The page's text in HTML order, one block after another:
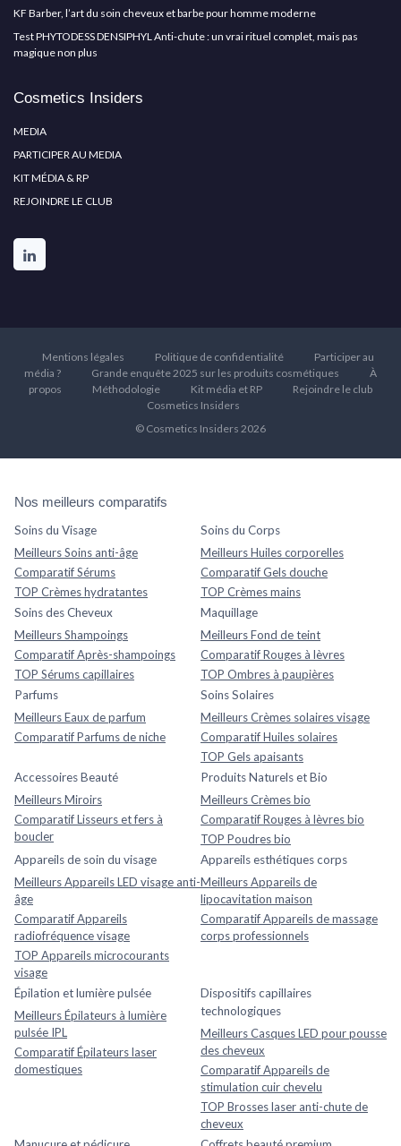
KF Barber, l’art du soin cheveux et barbe pour homme moderne
Test PHYTODESS DENSIPHYL Anti-chute : un vrai rituel complet, mais pas
magique non plus
Cosmetics Insiders
MEDIA
PARTICIPER AU MEDIA
KIT MÉDIA & RP
REJOINDRE LE CLUB
Mentions légales Politique de confidentialité
Participer au
média ?
Grande enquête 2025 sur les produits cosmétiques
À
propos
Méthodologie Kit média et RP
Rejoindre le club
Cosmetics Insiders
© Cosmetics Insiders 2026
Nos meilleurs comparatifs
Soins du Visage
Meilleurs Soins anti-âge
Comparatif Sérums
TOP Crèmes hydratantes
Soins du Corps
Meilleurs Huiles corporelles
Comparatif Gels douche
TOP Crèmes mains
Soins des Cheveux
Meilleurs Shampoings
Comparatif Après-shampoings
TOP Sérums capillaires
Maquillage
Meilleurs Fond de teint
Comparatif Rouges à lèvres
TOP Ombres à paupières
Parfums
Meilleurs Eaux de parfum
Comparatif Parfums de niche
Soins Solaires
Meilleurs Crèmes solaires visage
Comparatif Huiles solaires
TOP Gels apaisants
Accessoires Beauté
Meilleurs Miroirs
Comparatif Lisseurs et fers à
boucler
Produits Naturels et Bio
Meilleurs Crèmes bio
Comparatif Rouges à lèvres bio
TOP Poudres bio
Appareils de soin du visage
Meilleurs Appareils LED visage anti-
âge
Comparatif Appareils
radiofréquence visage
TOP Appareils microcourants
visage
Appareils esthétiques corps
Meilleurs Appareils de
lipocavitation maison
Comparatif Appareils de massage
corps professionnels
Épilation et lumière pulsée
Meilleurs Épilateurs à lumière
pulsée IPL
Comparatif Épilateurs laser
domestiques
Dispositifs capillaires
technologiques
Meilleurs Casques LED pour pousse
des cheveux
Comparatif Appareils de
stimulation cuir chevelu
TOP Brosses laser anti-chute de
cheveux